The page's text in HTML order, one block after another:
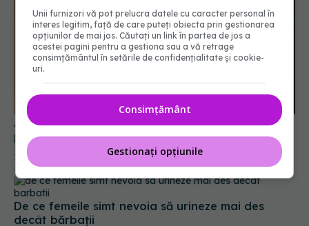
Afecțiunea pe care o poți dezvolta dacă urinezi
prea des. Este dureroasă și frecvent întâlnită
12 feb 2024, 23:42
De ce femeile simt nevoia să urineze mai des
decât bărbații
07 aug 2025, 09:48
Unii furnizori vă pot prelucra datele cu caracter personal în
interes legitim, față de care puteți obiecta prin gestionarea
opțiunilor de mai jos. Căutați un link în partea de jos a
acestei pagini pentru a gestiona sau a vă retrage
consimțământul în setările de confidențialitate și cookie-
uri.
Consimțământ
Gestionați opțiunile